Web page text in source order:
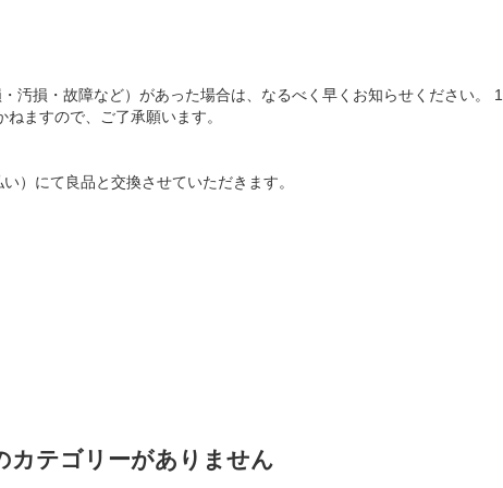
カテゴリーがありません
汚損・故障など）があった場合は、なるべく早くお知らせください
ますので、ご了承願います。
）にて良品と交換させていただきます。